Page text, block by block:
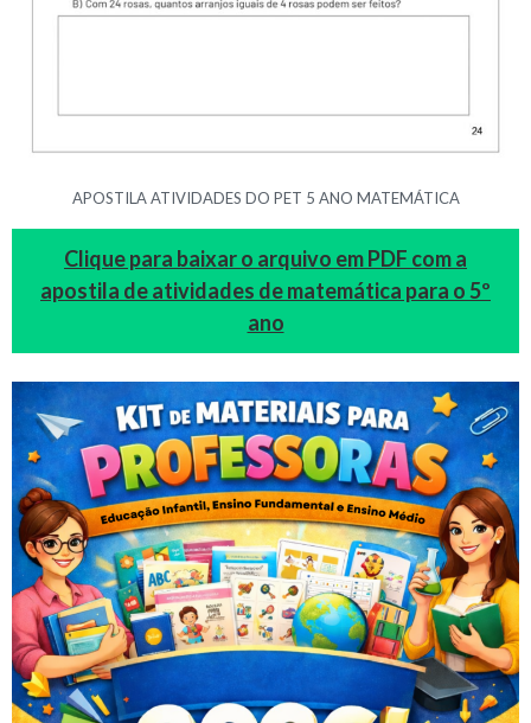
APOSTILA ATIVIDADES DO PET 5 ANO MATEMÁTICA
Clique para baixar o arquivo em PDF com a
apostila de atividades de matemática para o 5º
ano